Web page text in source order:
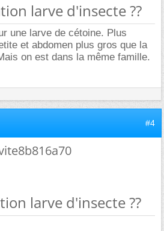
larve d'insecte ??
une larve de cétoine. Plus
et abdomen plus gros que la
on est dans la même famille.
#4
larve d'insecte ??